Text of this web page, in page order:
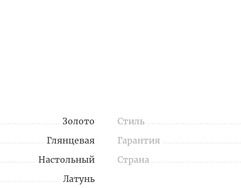
Золото
Глянцевая
Настольный
Латунь
Стиль
Гарантия
Страна